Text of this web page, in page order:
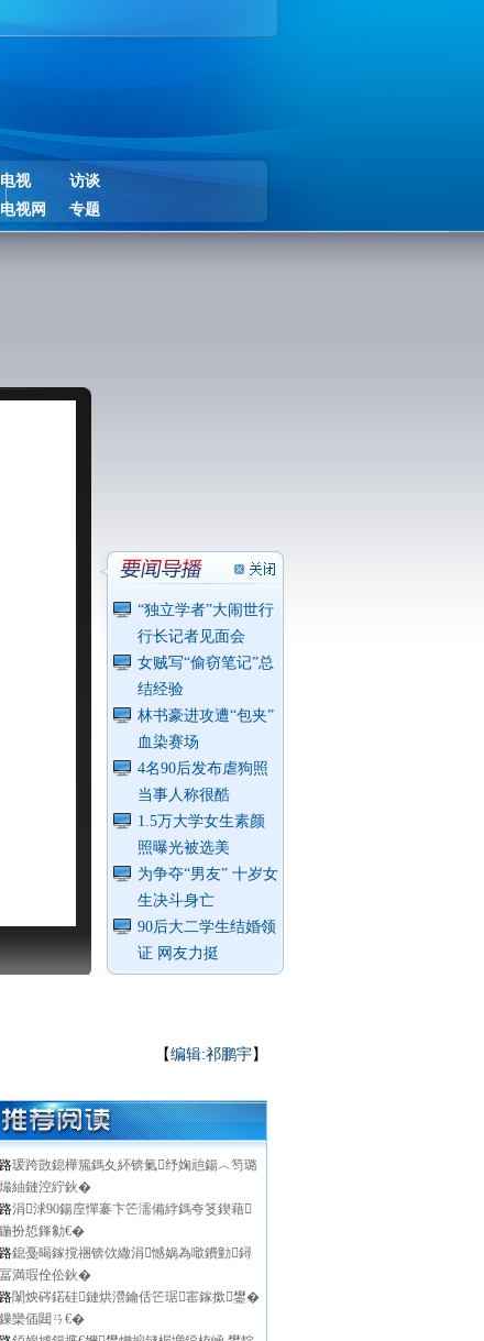
视
访谈
视网
专题
“独立学者”大闹世行
行长记者见面会
女贼写“偷窃笔记”总
结经验
林书豪进攻遭“包夹”
血染赛场
4名90后发布虐狗照
当事人称很酷
1.5万大学女生素颜
照曝光被选美
为争夺“男友” 十岁女
生决斗身亡
90后大二学生结婚领
证 网友力挺
【编辑:祁鹏宇】
路瑗跨敳鎴樺箷鎷夊紑锛氭纾婅兘鍚︿笉璐
熶紬鏈涳紵鈥�
路涓浗90鍚庢憚褰卞笀濡備綍鎷夸笅鍥藉
鍦扮悊鎽勨€�
路鎴戞暍鎵撹祵锛佽繖涓憾娲為噷鐨勭鐞
冨満瑕佺伀鈥�
路闈炴硶鍩硅鏈烘瀯鑰佸笀琚寚鎵撳鐢�
鏁欒偛閮ㄢ€�